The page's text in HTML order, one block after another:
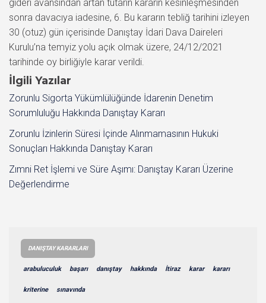
İlgili Yazılar
Zorunlu Sigorta Yükümlülüğünde İdarenin Denetim
Sorumluluğu Hakkında Danıştay Kararı
Zorunlu İzinlerin Süresi İçinde Alınmamasının Hukuki
Sonuçları Hakkında Danıştay Kararı
Zımni Ret İşlemi ve Süre Aşımı: Danıştay Kararı Üzerine
Değerlendirme
DANIŞTAY KARARLARI
arabuluculuk başarı danıştay hakkında İtiraz karar kararı
kriterine sınavında